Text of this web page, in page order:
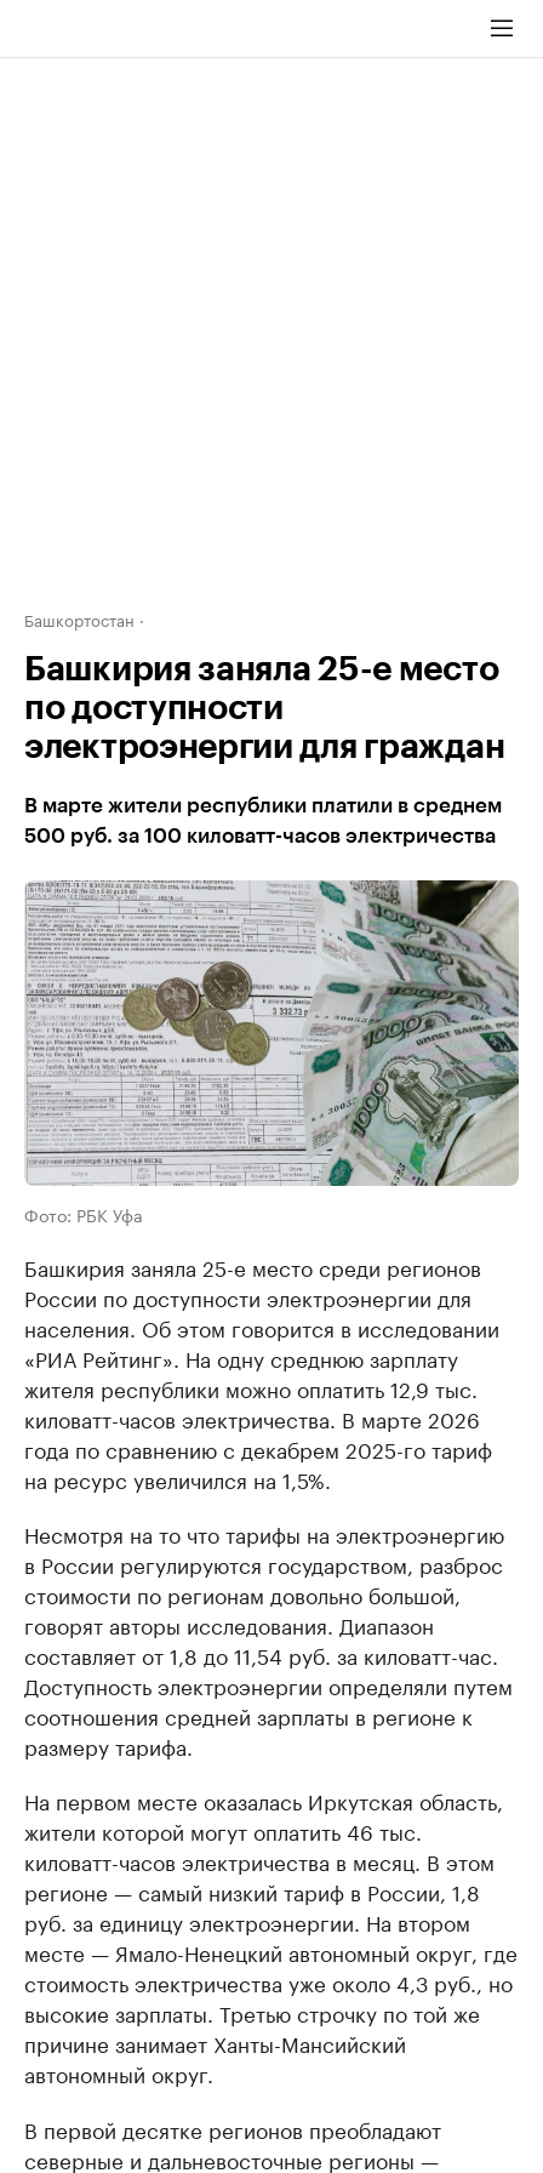
Башкортостан
Башкирия заняла 25-е место
по доступности
электроэнергии для граждан
В марте жители республики платили в среднем
500 руб. за 100 киловатт-часов электричества
Фото: РБК Уфа
Башкирия заняла 25-е место среди регионов
России по доступности электроэнергии для
населения. Об этом говорится в исследовании
«РИА Рейтинг». На одну среднюю зарплату
жителя республики можно оплатить 12,9 тыс.
киловатт-часов электричества. В марте 2026
года по сравнению с декабрем 2025-го тариф
на ресурс увеличился на 1,5%.
Несмотря на то что тарифы на электроэнергию
в России регулируются государством, разброс
стоимости по регионам довольно большой,
говорят авторы исследования. Диапазон
составляет от 1,8 до 11,54 руб. за киловатт-час.
Доступность электроэнергии определяли путем
соотношения средней зарплаты в регионе к
размеру тарифа.
На первом месте оказалась Иркутская область,
жители которой могут оплатить 46 тыс.
киловатт-часов электричества в месяц. В этом
регионе — самый низкий тариф в России, 1,8
руб. за единицу электроэнергии. На втором
месте — Ямало-Ненецкий автономный округ, где
стоимость электричества уже около 4,3 руб., но
высокие зарплаты. Третью строчку по той же
причине занимает Ханты-Мансийский
автономный округ.
В первой десятке регионов преобладают
северные и дальневосточные регионы —